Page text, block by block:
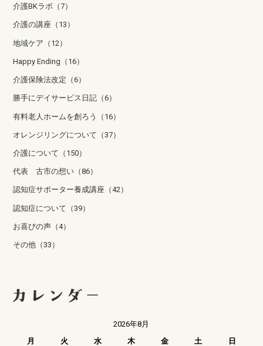
介護BKラボ（7）
介護の講座（13）
地域ケア（12）
Happy Ending（16）
介護保険法改定（6）
勝手にデイサービス日記（6）
有料老人ホームを創ろう（16）
オレンジリングについて（37）
介護について（150）
代表 古市の想い（86）
認知症サポーター養成講座（42）
認知症について（39）
お喜びの声（4）
その他（33）
2026年8月
月
火 水 木 金 土
日